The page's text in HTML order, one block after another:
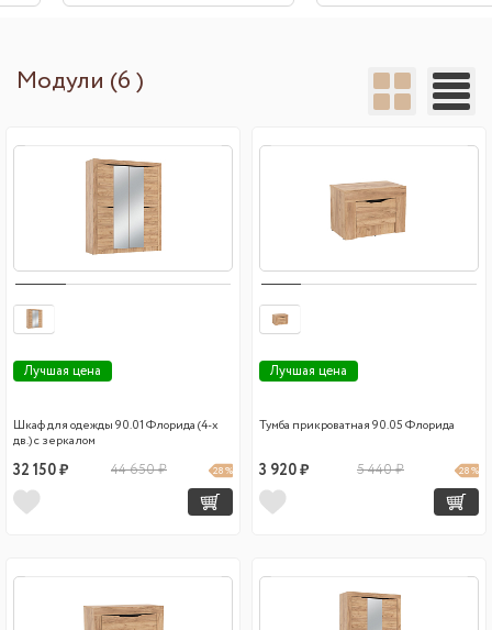
Модули (6 )
Лучшая цена
Шкаф для одежды 90.01 Флорида (4-х
дв.) с зеркалом
32 150 ₽ 44 650 ₽ 28 %
Лучшая цена
Тумба прикроватная 90.05 Флорида
3 920 ₽ 5 440 ₽ 28 %